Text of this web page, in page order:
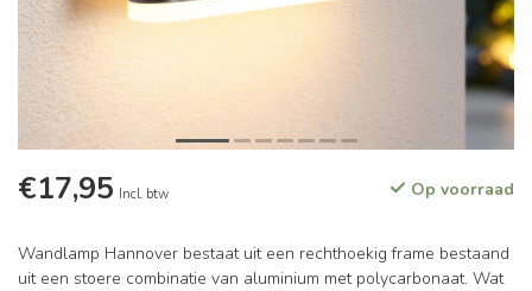
€17,95 Incl. btw Op voorraad
Wandlamp Hannover bestaat uit een rechthoekig frame bestaand
uit een stoere combinatie van aluminium met polycarbonaat. Wat